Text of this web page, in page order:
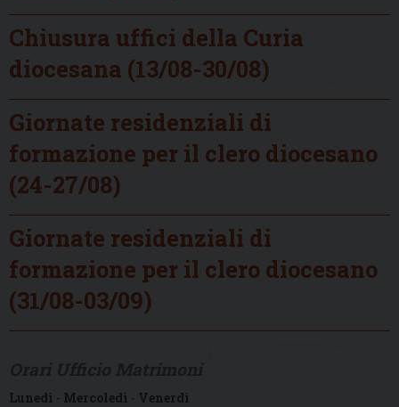
Chiusura uffici della Curia
diocesana (13/08-30/08)
Giornate residenziali di
formazione per il clero diocesano
(24-27/08)
Giornate residenziali di
formazione per il clero diocesano
(31/08-03/09)
Lunedì - Mercoledì - Venerdì